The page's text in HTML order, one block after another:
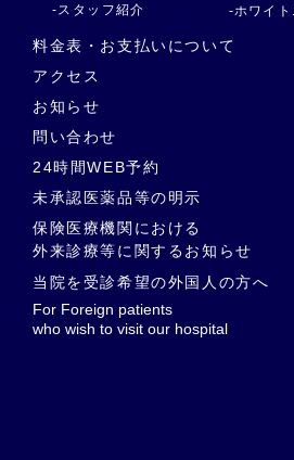
-スタッフ紹介
-ホワイト
料金表・お支払いについて
アクセス
お知らせ
問い合わせ
24時間WEB予約
未承認医薬品等の明示
保険医療機関における
外来診療等に関するお知らせ
当院を受診希望の外国人の方へ
For Foreign patients
who wish to visit our hospital